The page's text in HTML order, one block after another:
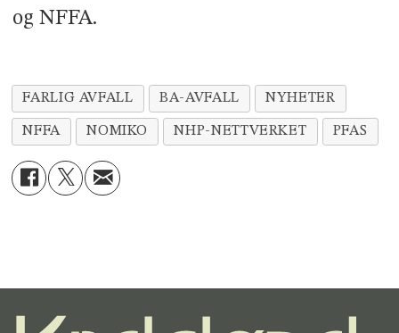
og NFFA.
FARLIG AVFALL BA-AVFALL NYHETER
NFFA NOMIKO NHP-NETTVERKET PFAS